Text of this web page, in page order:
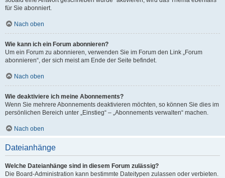
für Sie abonniert.
Nach oben
Wie kann ich ein Forum abonnieren?
Um ein Forum zu abonnieren, verwenden Sie im Forum den Link „Forum
abonnieren“, der sich meist am Ende der Seite befindet.
Nach oben
Wie deaktiviere ich meine Abonnements?
Wenn Sie mehrere Abonnements deaktivieren möchten, so können Sie dies im
persönlichen Bereich unter „Einstieg“ – „Abonnements verwalten“ machen.
Nach oben
Dateianhänge
Welche Dateianhänge sind in diesem Forum zulässig?
Die Board-Administration kann bestimmte Dateitypen zulassen oder verbieten.